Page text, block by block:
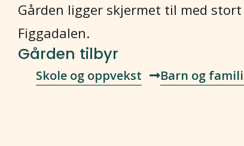
Gården ligger skjermet til med
Figgadalen.
Gården tilbyr
Skole og oppvekst Barn og